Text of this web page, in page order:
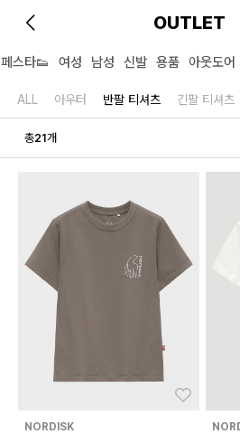
OUTLET
스타👟 여성 남성 신발 용품 아웃도어
ALL 아우터 반팔 티셔츠 긴팔 티셔츠
총21개
NORDISK